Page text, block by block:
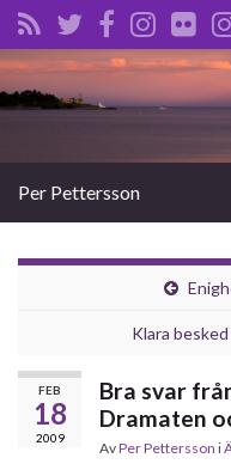
Search for:
Per Pettersson
Klara
FEB
18
2009
Bra svar
Dramaten
AvPer Pettersson i